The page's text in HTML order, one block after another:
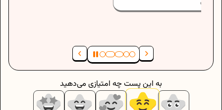
نیما رستاک
به این پست چه امتیازی می‌دهید